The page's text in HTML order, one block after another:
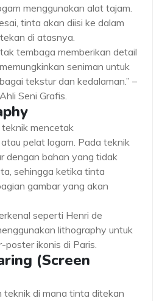
menggunakan alat tajam.
tinta akan diisi ke dalam
di atasnya.
tembaga memberikan detail
seniman untuk
tekstur dan kedalaman.” –
Seni Grafis.
mencetak
pelat logam. Pada teknik
dengan bahan yang tidak
sehingga ketika tinta
gambar yang akan
seperti Henri de
lithography untuk
ikonis di Paris.
(Screen
teknik di mana tinta ditekan